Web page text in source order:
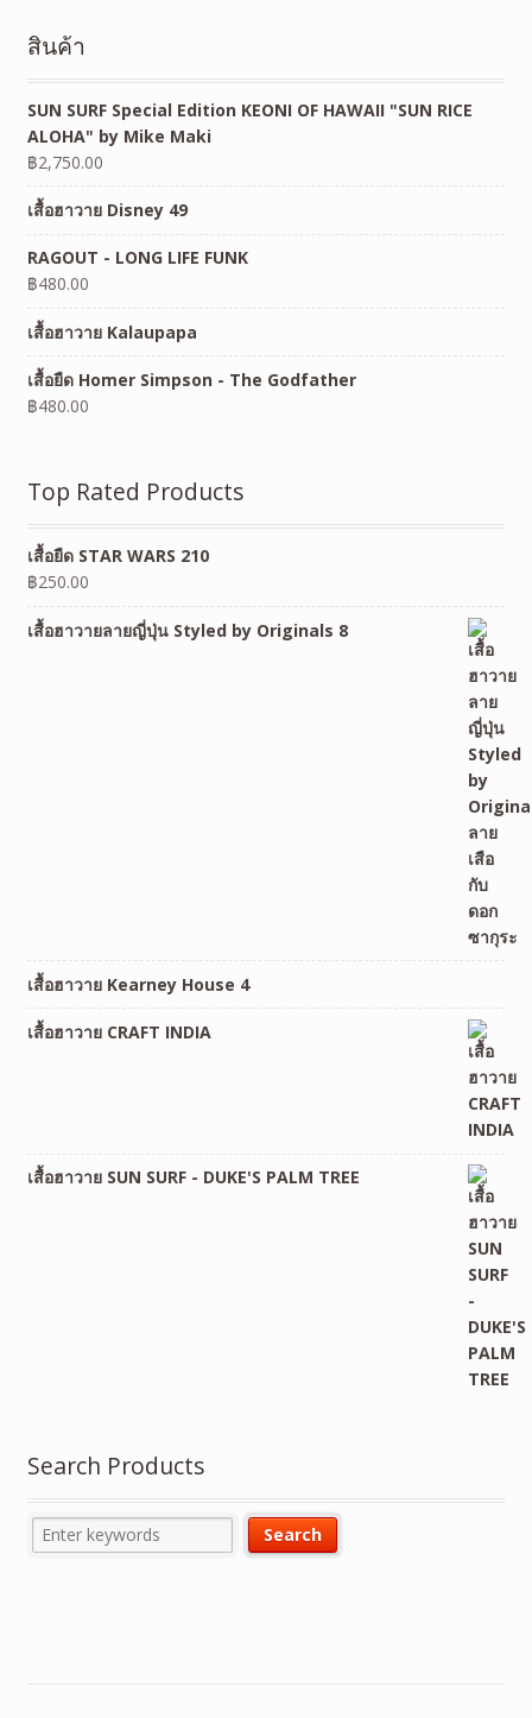
สินค้า
SUN SURF Special Edition KEONI OF HAWAII "SUN RICE
ALOHA" by Mike Maki
฿2,750.00
เสื้อฮาวาย Disney 49
RAGOUT - LONG LIFE FUNK
฿480.00
เสื้อฮาวาย Kalaupapa
เสื้อยืด Homer Simpson - The Godfather
฿480.00
Top Rated Products
เสื้อยืด STAR WARS 210
฿250.00
เสื้อฮาวายลายญี่ปุ่น Styled by Originals 8
เสื้อฮาวาย Kearney House 4
เสื้อฮาวาย CRAFT INDIA
เสื้อฮาวาย SUN SURF - DUKE'S PALM TREE
Search Products